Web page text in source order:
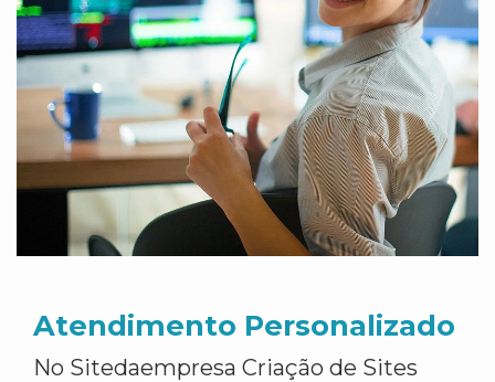
Atendimento Personalizado
No Sitedaempresa Criação de Sites